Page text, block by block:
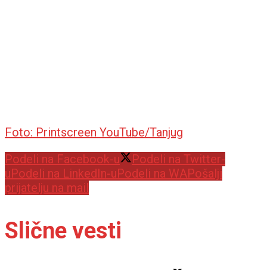
Foto: Printscreen YouTube/Tanjug
Podeli na Facebook-u
Podeli na Twitter-
uPodeli na LinkedIn-uPodeli na WAPošalji
prijatelju na mail
Slične vesti